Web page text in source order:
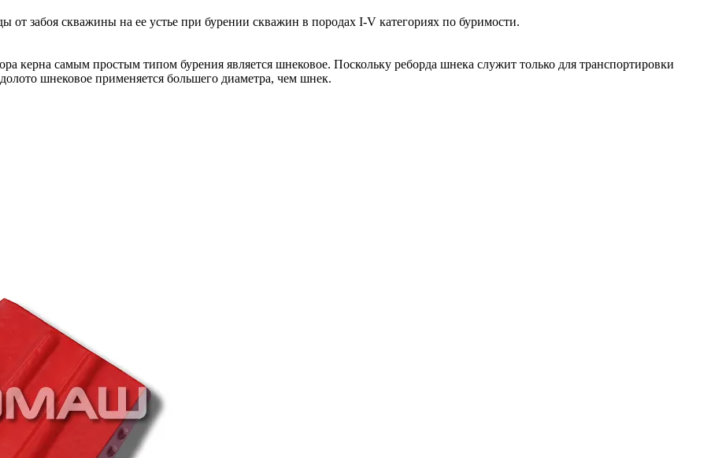
забоя скважины на ее устье при бурении скважин в породах I-V категориях по буримости.
керна самым простым типом бурения является шнековое. Поскольку реборда шнека служит только для транспортировки
шнековое применяется большего диаметра, чем шнек.